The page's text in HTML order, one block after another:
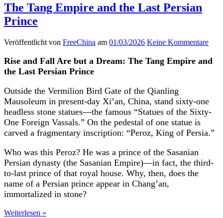
The Tang Empire and the Last Persian
Prince
Veröffentlicht von FreeChina am 01/03/2026 Keine Kommentare
Rise and Fall Are but a Dream: The Tang Empire and
the Last Persian Prince
Outside the Vermilion Bird Gate of the Qianling
Mausoleum in present-day Xi’an, China, stand sixty-one
headless stone statues—the famous “Statues of the Sixty-
One Foreign Vassals.” On the pedestal of one statue is
carved a fragmentary inscription: “Peroz, King of Persia.”
Who was this Peroz? He was a prince of the Sasanian
Persian dynasty (the Sasanian Empire)—in fact, the third-
to-last prince of that royal house. Why, then, does the
name of a Persian prince appear in Chang’an,
immortalized in stone?
Weiterlesen »